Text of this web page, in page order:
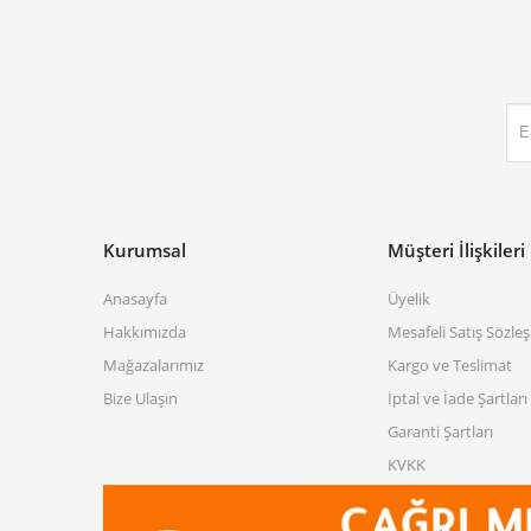
Kurumsal
Anasayfa
Hakkımızda
Mağazalarımız
Bize Ulaşın
Müşteri İlişkileri
Üyelik
Mesafeli Satış
Kargo ve Teslimat
İptal ve İade Şartları
Garanti Şartları
KVKK